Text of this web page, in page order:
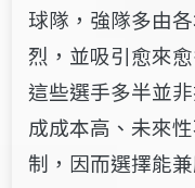
球隊，強隊多由
烈，並吸引愈來
這些選手多半並
成成本高、未來
制，因而選擇能